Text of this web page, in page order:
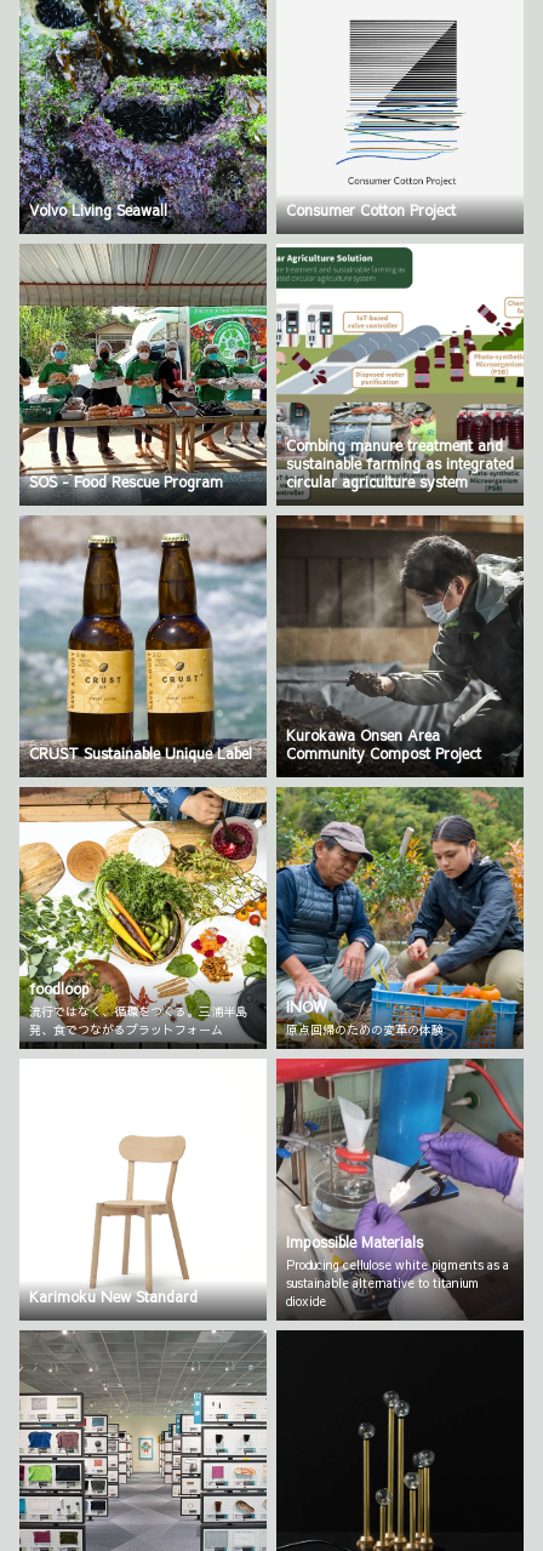
Volvo Living Seawall Consumer Cotton Project
SOS - Food Rescue Program
Combing manure treatment and
sustainable farming as integrated
circular agriculture system
CRUST Sustainable Unique Label
Kurokawa Onsen Area
Community Compost Project
foodloop
流行ではなく、循環をつくる。三浦半島
発、食でつながるプラットフォーム
INOW
原点回帰のための変革の体験
Karimoku New Standard
Impossible Materials
Producing cellulose white pigments as a
sustainable alternative to titanium
dioxide